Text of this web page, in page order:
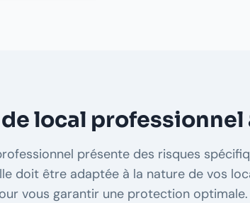
local professionnel
présente des risques
doit être adaptée à la nature de vos
vous garantir une protection optimale.